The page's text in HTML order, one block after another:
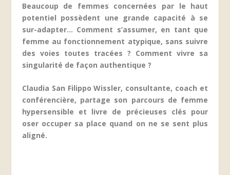
Beaucoup de femmes concernées par le haut
potentiel possèdent une grande capacité à se
sur-adapter… Comment s’assumer, en tant que
femme au fonctionnement atypique, sans suivre
des voies toutes tracées ? Comment vivre sa
singularité de façon authentique ?
Claudia San Filippo Wissler, consultante, coach et
conférencière, partage son parcours de femme
hypersensible et livre de précieuses clés pour
oser occuper sa place quand on ne se sent plus
aligné.